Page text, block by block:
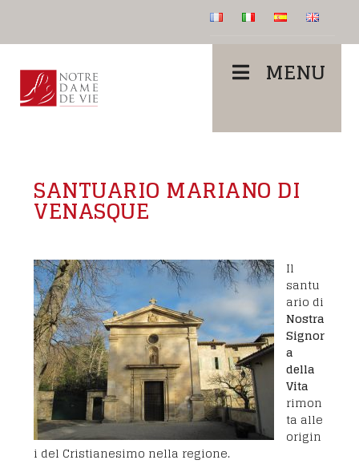
MENU
SANTUARIO MARIANO DI
VENASQUE
Il
santu
ario di
Nostra
Signor
a
della
Vita
rimon
ta alle
origin
i del Cristianesimo nella regione.